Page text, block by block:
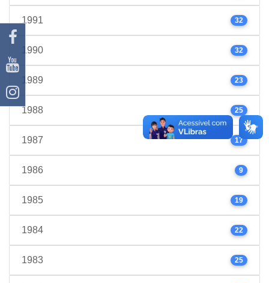
1991 32
1990 32
1989 23
1988 25
1987 17
1986 9
1985 19
1984 22
1983 25